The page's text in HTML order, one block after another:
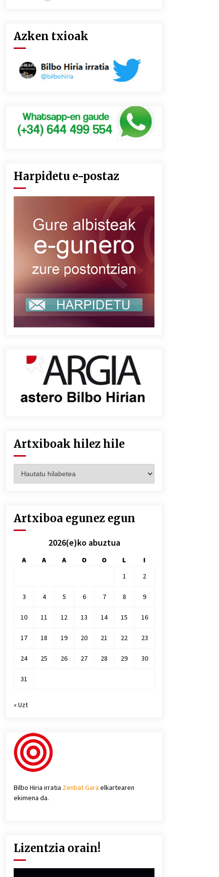
Azken txioak
Harpidetu e-postaz
Artxiboak hilez hile
hilez
Artxiboa egunez egun
2026(e)ko abuztua
A A A O O L
I
1
2
3 4 5 6 7 8 9
10 11 12 13 14 15 16
17 18 19 20 21 22 23
24 25 26 27 28 29 30
31
« Uzt
Bilbo Hiria irratia Zenbat Gara elkartearen
ekimena da.
Lizentzia orain!